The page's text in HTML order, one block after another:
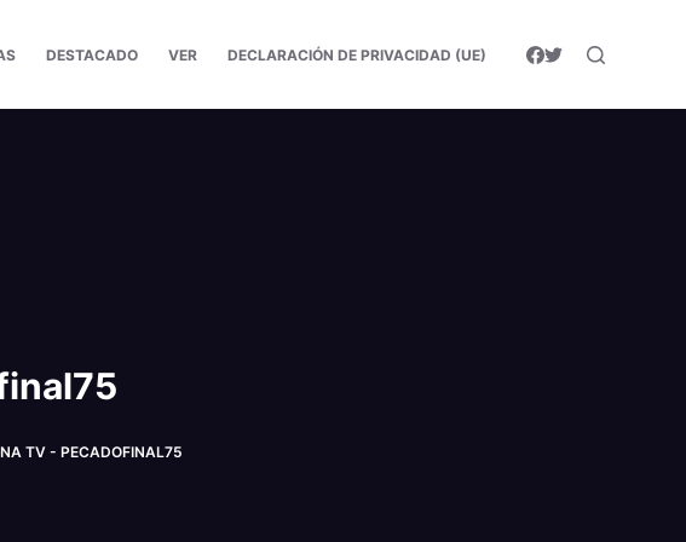
DESTACADO VER DECLARACIÓN DE PRIVACIDAD (UE)
TV - PECADOFINAL75